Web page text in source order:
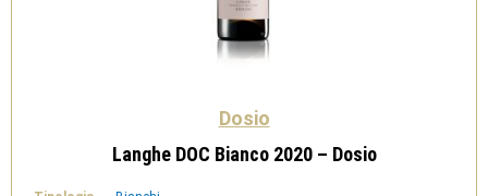
Dosio
Langhe DOC Bianco 2020 – Dosio